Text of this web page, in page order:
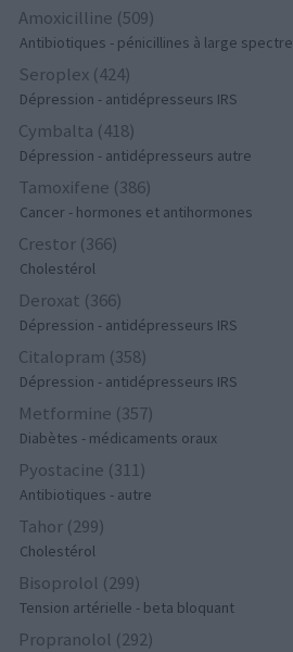
Amoxicilline (509)
Antibiotiques - pénicillines à large spectre
Seroplex (424)
Dépression - antidépresseurs IRS
Cymbalta (418)
Dépression - antidépresseurs autre
Tamoxifene (386)
Cancer - hormones et antihormones
Crestor (366)
Cholestérol
Deroxat (366)
Dépression - antidépresseurs IRS
Citalopram (358)
Dépression - antidépresseurs IRS
Metformine (357)
Diabètes - médicaments oraux
Pyostacine (311)
Antibiotiques - autre
Tahor (299)
Cholestérol
Bisoprolol (299)
Tension artérielle - beta bloquant
Propranolol (292)